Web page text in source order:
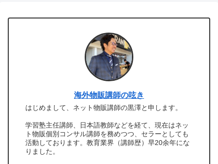
海外物販講師の呟き
はじめまして、ネット物販講師の黒澤と申します。
学習塾主任講師、日本語教師などを経て、現在はネッ
ト物販個別コンサル講師を務めつつ、セラーとしても
活動しております。教育業界（講師歴）早20余年にな
りました。